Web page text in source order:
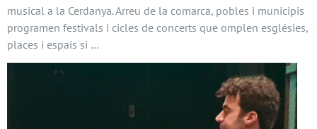
musical a la Cerdanya. Arreu de la comarca, pobles i municipis
programen festivals i cicles de concerts que omplen esglésies,
places i espais si …